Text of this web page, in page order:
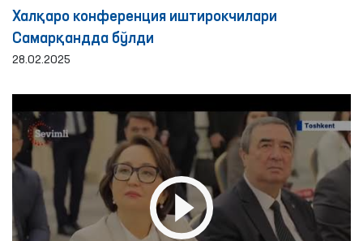
Халқаро конференция иштирокчилари
Самарқандда бўлди
28.02.2025